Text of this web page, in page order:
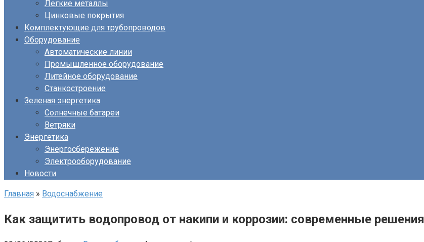
Легкие металлы
Цинковые покрытия
Комплектующие для трубопроводов
Оборудование
Автоматические линии
Промышленное оборудование
Литейное оборудование
Станкостроение
Зеленая энергетика
Солнечные батареи
Ветряки
Энергетика
Энергосбережение
Электрооборудование
Новости
Главная » Водоснабжение
Как защитить водопровод от накипи и коррозии: современные решения